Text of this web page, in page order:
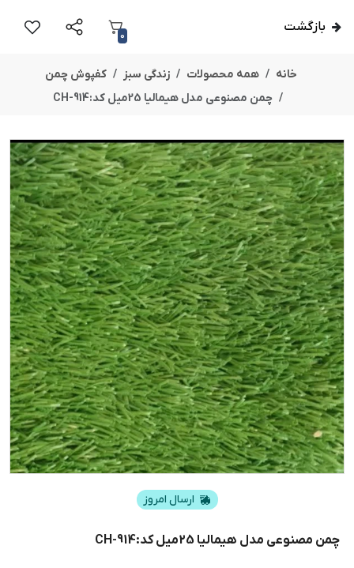
بازگشت
0
خانه همه محصولات زندگی سبز
کفپوش چمن
چمن مصنوعی مدل هیمالیا 25میل کد:CH-914
ارسال امروز
چمن مصنوعی مدل هیمالیا 25میل کد:CH-914